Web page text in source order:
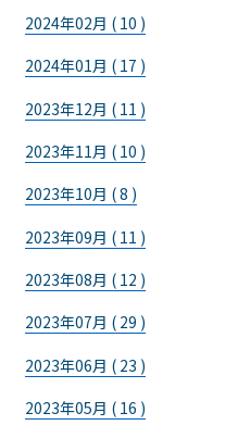
2024年02月 ( 10 )
2024年01月 ( 17 )
2023年12月 ( 11 )
2023年11月 ( 10 )
2023年10月 ( 8 )
2023年09月 ( 11 )
2023年08月 ( 12 )
2023年07月 ( 29 )
2023年06月 ( 23 )
2023年05月 ( 16 )